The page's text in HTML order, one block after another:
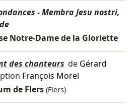
- Membra Jesu nostri,
Notre-Dame de la Gloriette
des chanteurs de Gérard
François Morel
de Flers (Flers)